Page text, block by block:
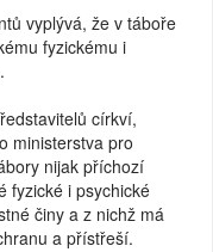
vyplývá, že v táboře
fyzickému i
církví,
ministerstva pro
nijak příchozí
fyzické i psychické
činy a z nichž má
a přístřeší.